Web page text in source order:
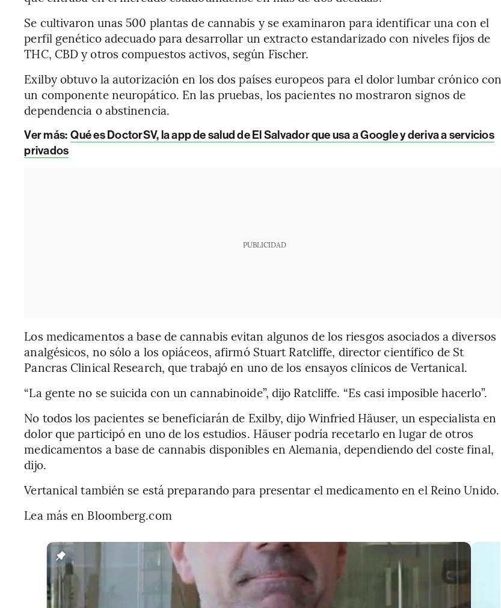
Se cultivaron unas 500 plantas de cannabis y se examinaron para identificar una con el
perfil genético adecuado para desarrollar un extracto estandarizado con niveles fijos de
THC, CBD y otros compuestos activos, según Fischer.
Exilby obtuvo la autorización en los dos países europeos para el dolor lumbar crónico con
un componente neuropático. En las pruebas, los pacientes no mostraron signos de
dependencia o abstinencia.
Ver más: Qué es DoctorSV, la app de salud de El Salvador que usa a Google y deriva a servicios
privados
PUBLICIDAD
Los medicamentos a base de cannabis evitan algunos de los riesgos asociados a diversos
analgésicos, no sólo a los opiáceos, afirmó Stuart Ratcliffe, director científico de St
Pancras Clinical Research, que trabajó en uno de los ensayos clínicos de Vertanical.
“La gente no se suicida con un cannabinoide”, dijo Ratcliffe. “Es casi imposible hacerlo”.
No todos los pacientes se beneficiarán de Exilby, dijo Winfried Häuser, un especialista en
dolor que participó en uno de los estudios. Häuser podría recetarlo en lugar de otros
medicamentos a base de cannabis disponibles en Alemania, dependiendo del coste final,
dijo.
Vertanical también se está preparando para presentar el medicamento en el Reino Unido.
Lea más en Bloomberg.com